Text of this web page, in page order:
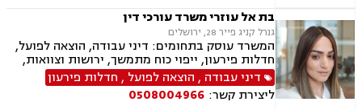
הורי, ייפוי כוח מתמשך, ירושות וצוואות
בת אל עוזרי משרד עורכי דין
גנרל קניג פייר 28, ירושלים
המשרד עוסק בתחומים: דיני עבודה, הוצאה לפועל,
חדלות פירעון, ייפוי כוח מתמשך, ירושות וצוואות,
ביטוח לאומי
דיני עבודה , הוצאה לפועל , חדלות פירעון
ליצירת קשר: 0508004966